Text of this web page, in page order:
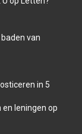
van
in 5
leningen op